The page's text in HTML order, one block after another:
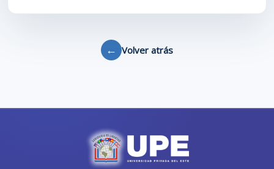
← Volver atrás